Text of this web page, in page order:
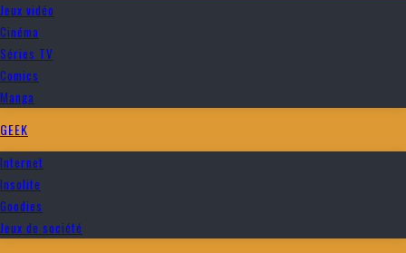
Jeux vidéo
Cinéma
Séries TV
Comics
Manga
GEEK
Internet
Insolite
Goodies
Jeux de société